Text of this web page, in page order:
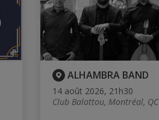
ALHAMBRA BAND
14 août 2026, 21h30
Club Balattou, Montréal, QC